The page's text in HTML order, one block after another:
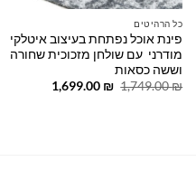
כל הרהיטים
פינת אוכל נפתחת בעיצוב איטלקי
מודרני עם שולחן מזכוכית שחורה
וששה כסאות
1,749.00₪
המחיר
1,699.00 ₪
המחיר